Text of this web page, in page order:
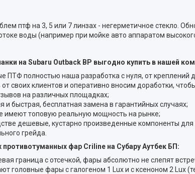
птф на 3, 5 или 7 линзах - негерметичное стекло.
воды (например при мойке авто аппаратом
на Subaru Outback BP выгодно купить в нашей
ПТФ полностью наша разработка с нуля, от креплений
своих клиентов и оперативно вносим доработки,
на различных площадках;
и быстрая, бесплатная замена в гарантийных случаях;
имеют топовую реальную мощность на рынке;
дешевые, кустарно произведенные компоненты
грейда.
фар Criline на Субару Аутбек БП:
граница с отсечкой, фары абсолютно не слепят
головные фары с галогеном 1 Lux и с ксеноном 2 Lux